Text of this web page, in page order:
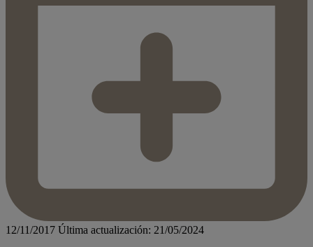
12/11/2017 Última actualización: 21/05/2024